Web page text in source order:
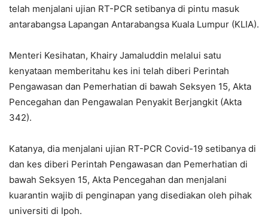
telah menjalani ujian RT-PCR setibanya di pintu masuk
antarabangsa Lapangan Antarabangsa Kuala Lumpur (KLIA).
Menteri Kesihatan, Khairy Jamaluddin melalui satu
kenyataan memberitahu kes ini telah diberi Perintah
Pengawasan dan Pemerhatian di bawah Seksyen 15, Akta
Pencegahan dan Pengawalan Penyakit Berjangkit (Akta
342).
Katanya, dia menjalani ujian RT-PCR Covid-19 setibanya di
dan kes diberi Perintah Pengawasan dan Pemerhatian di
bawah Seksyen 15, Akta Pencegahan dan menjalani
kuarantin wajib di penginapan yang disediakan oleh pihak
universiti di Ipoh.